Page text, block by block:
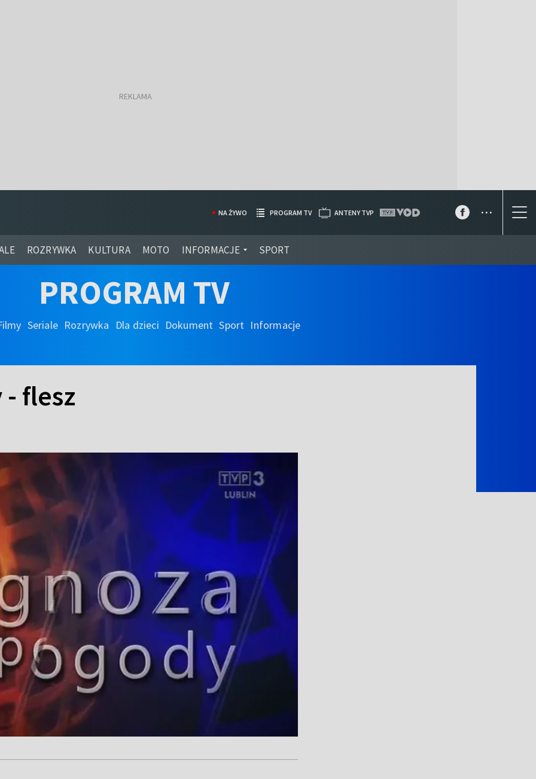
ROZRYWKA KULTURA MOTO INFORMACJE SPORT
NA ŻYWO PROGRAM TV ANTENY TVP ...
PROGRAM TV
Seriale Rozrywka Dla dzieci Dokument Sport Informacje
flesz